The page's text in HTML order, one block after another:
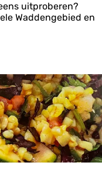
uitproberen?
Waddengebied en